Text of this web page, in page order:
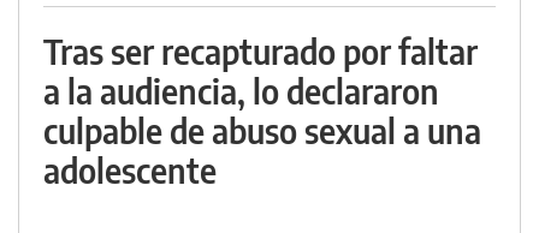
Tras ser recapturado por faltar
a la audiencia, lo declararon
culpable de abuso sexual a una
adolescente